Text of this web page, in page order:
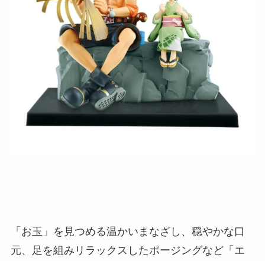
「お玉」を見つめる温かいまなざし、穏やかな口
元、足を組みリラックスしたポージングなど「エ